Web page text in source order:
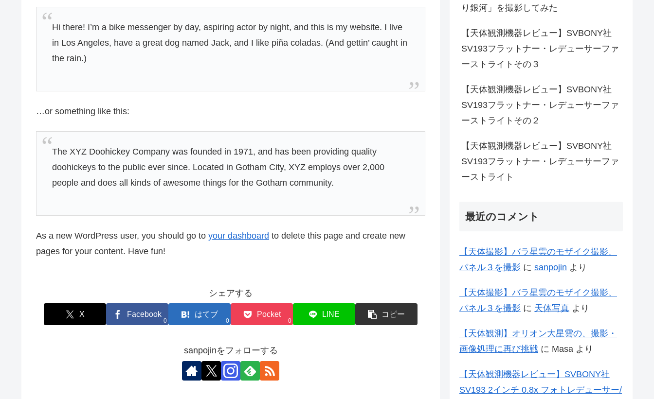
Hi there! I’m a bike messenger by day, aspiring actor by night, and this is my website. I live
in Los Angeles, have a great dog named Jack, and I like piña coladas. (And gettin’ caught in
the rain.)
…or something like this:
The XYZ Doohickey Company was founded in 1971, and has been providing quality
doohickeys to the public ever since. Located in Gotham City, XYZ employs over 2,000
people and does all kinds of awesome things for the Gotham community.
As a new WordPress user, you should go to your dashboard to delete this page and create new
pages for your content. Have fun!
シェアする
X Facebook
0
はてブ
0
Pocket
0
LINE コピー
sanpojinをフォローする
り銀河」を撮影してみた
【天体観測機器レビュー】SVBONY社
SV193フラットナー・レデューサーファ
ーストライトその３
【天体観測機器レビュー】SVBONY社
SV193フラットナー・レデューサーファ
ーストライトその２
【天体観測機器レビュー】SVBONY社
SV193フラットナー・レデューサーファ
ーストライト
最近のコメント
【天体撮影】バラ星雲のモザイク撮影、
パネル３を撮影 に sanpojin より
【天体撮影】バラ星雲のモザイク撮影、
パネル３を撮影 に 天体写真 より
【天体観測】オリオン大星雲の、撮影・
画像処理に再び挑戦 に Masa より
【天体観測機器レビュー】SVBONY社
SV193 2インチ 0.8x フォトレデューサー/